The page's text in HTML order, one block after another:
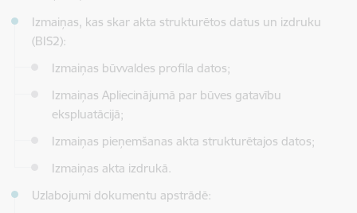
Izmaiņas, kas skar akta strukturētos datus un izdruku
(BIS2):
Izmaiņas būvvaldes profila datos;
Izmaiņas Apliecinājumā par būves gatavību
ekspluatācijā;
Izmaiņas pieņemšanas akta strukturētajos datos;
Izmaiņas akta izdrukā.
Uzlabojumi dokumentu apstrādē: